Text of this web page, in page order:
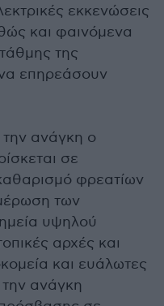
εκκενώσεις
και φαινόμενα
της
επηρεάσουν
ανάγκη ο
σε
φρεατίων
των
υψηλού
αρχές και
και ευάλωτες
ανάγκη